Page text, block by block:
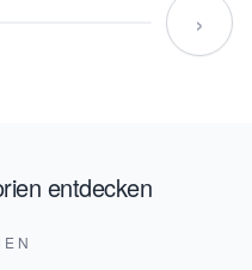
›
entdecken